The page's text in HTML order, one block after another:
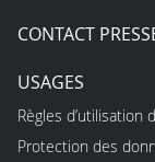
CONTACT
USAGES
Règles d’utilisation
Protection des